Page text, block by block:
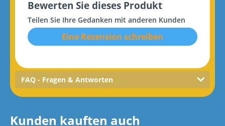
Bewerten Sie dieses Produkt
Teilen Sie Ihre Gedanken mit anderen Kunden
Eine Rezension schreiben
FAQ - Fragen & Antworten
Kunden kauften auch